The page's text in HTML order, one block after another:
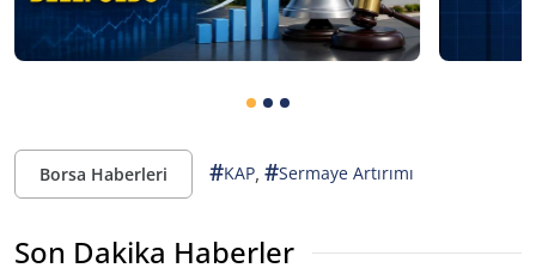
Borsa Haberleri #KAP, #Sermaye Artırımı
Son Dakika Haberler